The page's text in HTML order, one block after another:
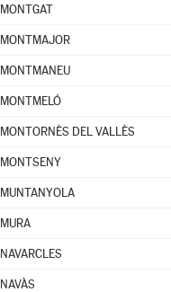
MONTGAT
MONTMAJOR
MONTMANEU
MONTMELÓ
MONTORNÈS DEL VALLÈS
MONTSENY
MUNTANYOLA
MURA
NAVARCLES
NAVÀS